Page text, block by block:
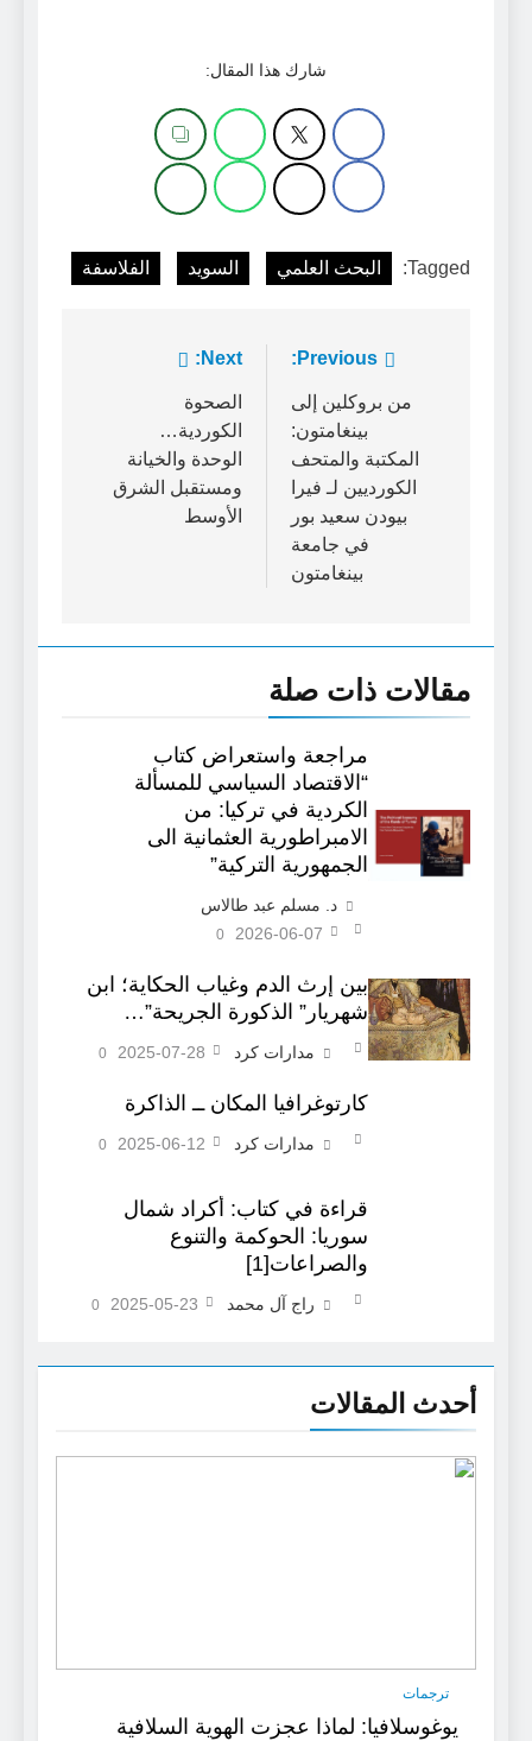
شارك هذا المقال:
Tagged: البحث العلمي السويد الفلاسفة
تصفّح
المقالات
Previous:
من بروكلين إلى
بينغامتون:
المكتبة والمتحف
الكورديين لـ فيرا
بيودن سعيد بور
في جامعة
بينغامتون
Next:
الصحوة
الكوردية…
الوحدة والخيانة
ومستقبل الشرق
الأوسط
مقالات ذات صلة
مراجعة واستعراض كتاب
“الاقتصاد السياسي للمسألة
الكردية في تركيا: من
الامبراطورية العثمانية الى
الجمهورية التركية”
د. مسلم عبد طالاس
2026-06-07
0
بين إرث الدم وغياب الحكاية؛ ابن
شهريار” الذكورة الجريحة”…
مدارات كرد 2025-07-28
0
كارتوغرافيا المكان ــ الذاكرة
مدارات كرد 2025-06-12
0
قراءة في كتاب: أكراد شمال
سوريا: الحوكمة والتنوع
والصراعات[1]
راج آل محمد 2025-05-23
0
أحدث المقالات
ترجمات
يوغوسلافيا: لماذا عجزت الهوية السلافية